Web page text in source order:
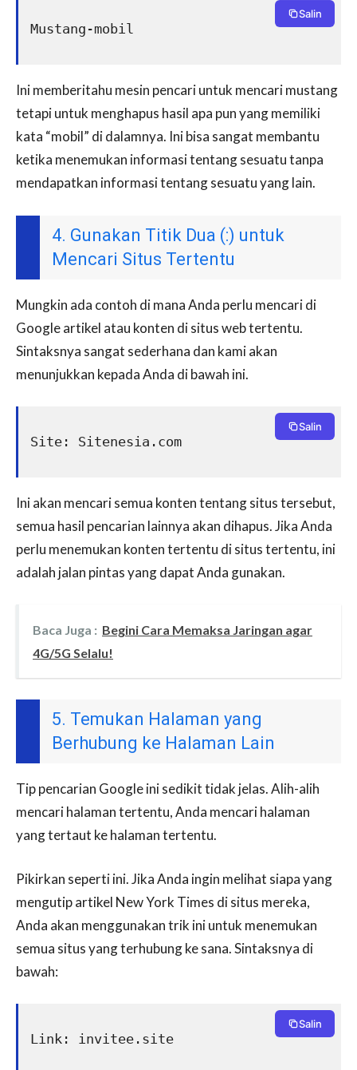
Mustang-mobil
Salin
Ini memberitahu mesin pencari untuk mencari mustang
tetapi untuk menghapus hasil apa pun yang memiliki
kata “mobil” di dalamnya. Ini bisa sangat membantu
ketika menemukan informasi tentang sesuatu tanpa
mendapatkan informasi tentang sesuatu yang lain.
4. Gunakan Titik Dua (:) untuk
Mencari Situs Tertentu
Mungkin ada contoh di mana Anda perlu mencari di
Google artikel atau konten di situs web tertentu.
Sintaksnya sangat sederhana dan kami akan
menunjukkan kepada Anda di bawah ini.
Site: Sitenesia.com
Salin
Ini akan mencari semua konten tentang situs tersebut,
semua hasil pencarian lainnya akan dihapus. Jika Anda
perlu menemukan konten tertentu di situs tertentu, ini
adalah jalan pintas yang dapat Anda gunakan.
Baca Juga : Begini Cara Memaksa Jaringan agar
4G/5G Selalu!
5. Temukan Halaman yang
Berhubung ke Halaman Lain
Tip pencarian Google ini sedikit tidak jelas. Alih-alih
mencari halaman tertentu, Anda mencari halaman
yang tertaut ke halaman tertentu.
Pikirkan seperti ini. Jika Anda ingin melihat siapa yang
mengutip artikel New York Times di situs mereka,
Anda akan menggunakan trik ini untuk menemukan
semua situs yang terhubung ke sana. Sintaksnya di
bawah:
Link: invitee.site
Salin